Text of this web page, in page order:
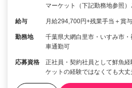
マーケット（下記勤務地参照）
給与 月給294,700円+残業手当＋賞
勤務地
千葉県大網白里市・いすみ市
車通勤可
応募資格
正社員・契約社員として鮮魚
ケットの経験ではなくても大丈